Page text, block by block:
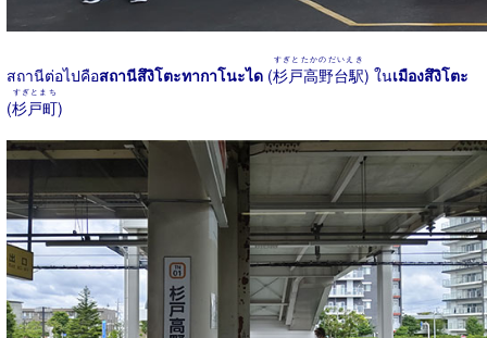
สถานีต่อไปคือสถานีสึงิโตะทากาโนะได (杉戸高野台駅
すぎとたかのだいえき
) ในเมืองสึงิโตะ
(杉戸町
すぎとまち
)